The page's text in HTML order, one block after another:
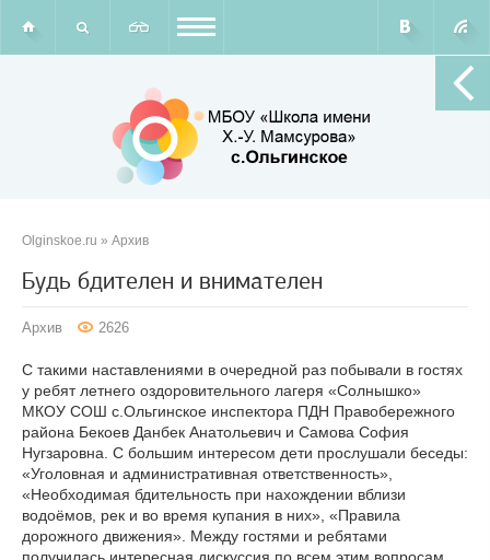
Olginskoe.ru » Архив
Будь бдителен и внимателен
Архив 2626
С такими наставлениями в очередной раз побывали в гостях
у ребят летнего оздоровительного лагеря «Солнышко»
МКОУ СОШ с.Ольгинское инспектора ПДН Правобережного
района Бекоев Данбек Анатольевич и Самова София
Нугзаровна. С большим интересом дети прослушали беседы:
«Уголовная и административная ответственность»,
«Необходимая бдительность при нахождении вблизи
водоёмов, рек и во время купания в них», «Правила
дорожного движения». Между гостями и ребятами